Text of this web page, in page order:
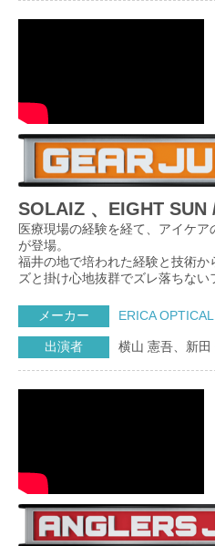
SOLAIZ 、EIGHT SUN
医療現場の経験を経て、アイケ
が登場。
福井の地で培われた経験と技術
ズと掛け心地抜群でズレ落ちない
メーカー ERICA OPTICAL
出演者 横山 憲吾、新田